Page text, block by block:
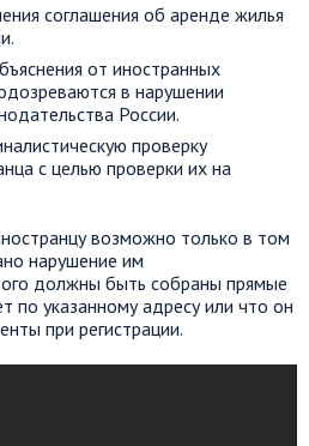
соглашения об аренде жилья
от иностранных
в нарушении
России.
проверку
с целью проверки их на
возможно только в том
нарушение им
должны быть собраны прямые
по указанному адресу или что он
при регистрации.